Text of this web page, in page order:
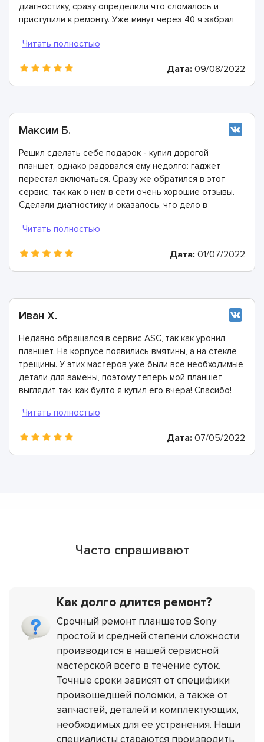
диагностику, сразу определили что сломалось и
приступили к ремонту. Уже минут через 40 я забрал
Дата: 09/08/2022
Максим Б.
Решил сделать себе подарок - купил дорогой
планшет, однако радовался ему недолго: гаджет
перестал включаться. Сразу же обратился в этот
сервис, так как о нем в сети очень хорошие отзывы.
Сделали диагностику и оказалось, что дело в
и предоставили гарантию. Отличные ребята!
Дата: 01/07/2022
Иван Х.
Недавно обращался в сервис ASC, так как уронил
планшет. На корпусе появились вмятины, а на стекле
трещины. У этих мастеров уже были все необходимые
детали для замены, поэтому теперь мой планшет
выглядит так, как будто я купил его вчера! Спасибо!
Дата: 07/05/2022
Часто спрашивают
Как долго длится ремонт?
Срочный ремонт планшетов Sony
простой и средней степени сложности
производится в нашей сервисной
мастерской всего в течение суток.
Точные сроки зависят от специфики
произошедшей поломки, а также от
запчастей, деталей и комплектующих,
необходимых для ее устранения. Наши
специалисты стараются производить